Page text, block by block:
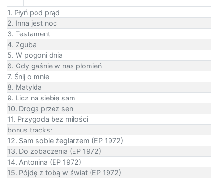
1. Płyń pod prąd
2. Inna jest noc
3. Testament
4. Zguba
5. W pogoni dnia
6. Gdy gaśnie w nas płomień
7. Śnij o mnie
8. Matylda
9. Licz na siebie sam
10. Droga przez sen
11. Przygoda bez miłości
bonus tracks:
12. Sam sobie żeglarzem (EP 1972)
13. Do zobaczenia (EP 1972)
14. Antonina (EP 1972)
15. Pójdę z tobą w świat (EP 1972)